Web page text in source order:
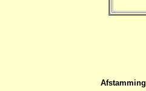
Afstamming